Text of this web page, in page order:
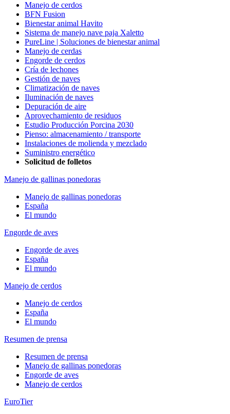
Manejo de cerdos
BFN Fusion
Bienestar animal Havito
Sistema de manejo nave paja Xaletto
PureLine | Soluciones de bienestar animal
Manejo de cerdas
Engorde de cerdos
Cría de lechones
Gestión de naves
Climatización de naves
Iluminación de naves
Depuración de aire
Aprovechamiento de residuos
Estudio Producción Porcina 2030
Pienso: almacenamiento / transporte
Instalaciones de molienda y mezclado
Suministro energético
Solicitud de folletos
Manejo de gallinas ponedoras
Manejo de gallinas ponedoras
España
El mundo
Engorde de aves
Engorde de aves
España
El mundo
Manejo de cerdos
Manejo de cerdos
España
El mundo
Resumen de prensa
Resumen de prensa
Manejo de gallinas ponedoras
Engorde de aves
Manejo de cerdos
EuroTier